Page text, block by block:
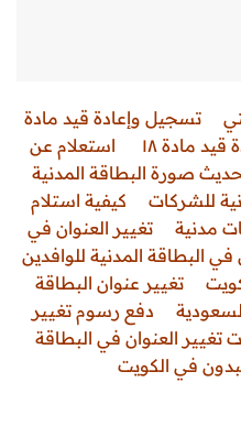
تسجيل وإعادة قيد مادة
مادة ١٨
استعلام عن
صورة البطاقة المدنية
للشركات
كيفية استلام
مدنية
تغيير العنوان في
في البطاقة المدنية للوافدين
تغيير عنوان البطاقة
دفع رسوم تغيير
تغيير العنوان في البطاقة
في الكويت